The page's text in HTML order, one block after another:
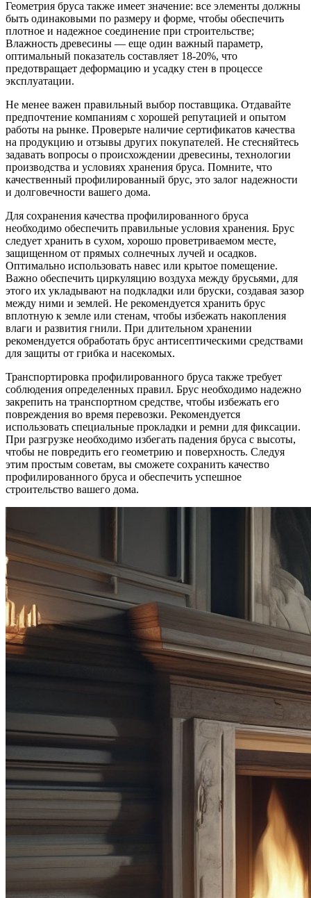
Геометрия бруса также имеет значение: все элементы должны
быть одинаковыми по размеру и форме, чтобы обеспечить
плотное и надежное соединение при строительстве;
Влажность древесины — еще один важный параметр,
оптимальный показатель составляет 18-20%, что
предотвращает деформацию и усадку стен в процессе
эксплуатации.
Не менее важен правильный выбор поставщика. Отдавайте
предпочтение компаниям с хорошей репутацией и опытом
работы на рынке. Проверьте наличие сертификатов качества
на продукцию и отзывы других покупателей. Не стесняйтесь
задавать вопросы о происхождении древесины, технологии
производства и условиях хранения бруса. Помните, что
качественный профилированный брус, это залог надежности
и долговечности вашего дома.
Для сохранения качества профилированного бруса
необходимо обеспечить правильные условия хранения. Брус
следует хранить в сухом, хорошо проветриваемом месте,
защищенном от прямых солнечных лучей и осадков.
Оптимально использовать навес или крытое помещение.
Важно обеспечить циркуляцию воздуха между брусьями, для
этого их укладывают на подкладки или бруски, создавая зазор
между ними и землей. Не рекомендуется хранить брус
вплотную к земле или стенам, чтобы избежать накопления
влаги и развития гнили. При длительном хранении
рекомендуется обработать брус антисептическими средствами
для защиты от грибка и насекомых.
Транспортировка профилированного бруса также требует
соблюдения определенных правил. Брус необходимо надежно
закрепить на транспортном средстве, чтобы избежать его
повреждения во время перевозки. Рекомендуется
использовать специальные прокладки и ремни для фиксации.
При разгрузке необходимо избегать падения бруса с высоты,
чтобы не повредить его геометрию и поверхность. Следуя
этим простым советам, вы сможете сохранить качество
профилированного бруса и обеспечить успешное
строительство вашего дома.